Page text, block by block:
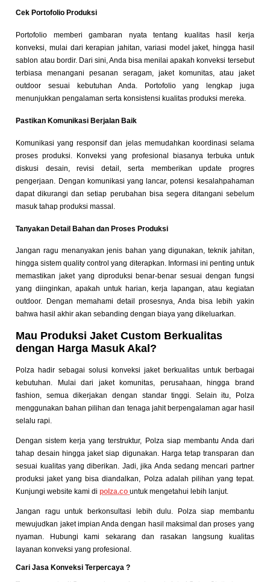
Cek Portofolio Produksi
Portofolio memberi gambaran nyata tentang kualitas hasil kerja
konveksi, mulai dari kerapian jahitan, variasi model jaket, hingga hasil
sablon atau bordir. Dari sini, Anda bisa menilai apakah konveksi tersebut
terbiasa menangani pesanan seragam, jaket komunitas, atau jaket
outdoor sesuai kebutuhan Anda. Portofolio yang lengkap juga
menunjukkan pengalaman serta konsistensi kualitas produksi mereka.
Pastikan Komunikasi Berjalan Baik
Komunikasi yang responsif dan jelas memudahkan koordinasi selama
proses produksi. Konveksi yang profesional biasanya terbuka untuk
diskusi desain, revisi detail, serta memberikan update progres
pengerjaan. Dengan komunikasi yang lancar, potensi kesalahpahaman
dapat dikurangi dan setiap perubahan bisa segera ditangani sebelum
masuk tahap produksi massal.
Tanyakan Detail Bahan dan Proses Produksi
Jangan ragu menanyakan jenis bahan yang digunakan, teknik jahitan,
hingga sistem quality control yang diterapkan. Informasi ini penting untuk
memastikan jaket yang diproduksi benar-benar sesuai dengan fungsi
yang diinginkan, apakah untuk harian, kerja lapangan, atau kegiatan
outdoor. Dengan memahami detail prosesnya, Anda bisa lebih yakin
bahwa hasil akhir akan sebanding dengan biaya yang dikeluarkan.
Mau Produksi Jaket Custom Berkualitas
dengan Harga Masuk Akal?
Polza hadir sebagai solusi konveksi jaket berkualitas untuk berbagai
kebutuhan. Mulai dari jaket komunitas, perusahaan, hingga brand
fashion, semua dikerjakan dengan standar tinggi. Selain itu, Polza
menggunakan bahan pilihan dan tenaga jahit berpengalaman agar hasil
selalu rapi.
Dengan sistem kerja yang terstruktur, Polza siap membantu Anda dari
tahap desain hingga jaket siap digunakan. Harga tetap transparan dan
sesuai kualitas yang diberikan. Jadi, jika Anda sedang mencari partner
produksi jaket yang bisa diandalkan, Polza adalah pilihan yang tepat.
Kunjungi website kami dipolza.co untuk mengetahui lebih lanjut.
Jangan ragu untuk berkonsultasi lebih dulu. Polza siap membantu
mewujudkan jaket impian Anda dengan hasil maksimal dan proses yang
nyaman. Hubungi kami sekarang dan rasakan langsung kualitas
layanan konveksi yang profesional.
Cari Jasa Konveksi Terpercaya ?